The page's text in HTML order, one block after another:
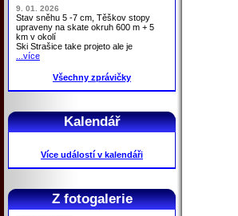
9. 01. 2026
Stav sněhu 5 -7 cm, Těškov stopy
upraveny na skate okruh 600 m + 5
km v okolí
Ski Strašice take projeto ale je
...více
Všechny zprávičky
Kalendář
Více událostí v kalendáři
Z fotogalerie